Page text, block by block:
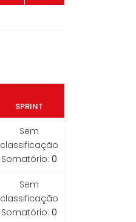
SPRINT
Sem
classificação
Somatório: 0
Sem
classificação
Somatório: 0